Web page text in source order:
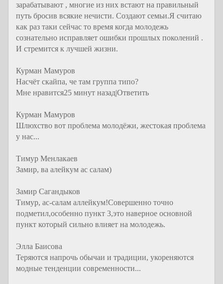
зарабатывают , многие из них встают на правильный
путь бросив всякие нечисти. Создают семьи.Я считаю
как раз таки сейчас то время когда молодежь
сознательно исправляет ошибки прошлых поколений .
И стремится к лучшей жизни.
Курман Мамуров
Насчёт скайпа, че там группа типо?
Мне нравится25 минут назад|Ответить
Курман Мамуров
Шлюхство вот проблема молодёжи, жестокая проблема
у нас...
Тимур Менлакаев
Замир, ва алейкум ас салам)
Замир Сагандыков
Тимур, ас-салам аллейкум!Совершенно точно
подметил,особенно пункт 3,это наверное основной
пункт который сильно влияет на молодежь.
Элла Баисова
Теряются напрочь обычаи и традиции, укореняются
модные тенденции современности...